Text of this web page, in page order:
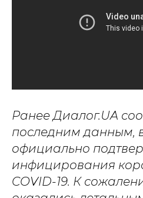
Ранее Диалог.UA
последним данным,
официально
инфицирования
COVID-19. К